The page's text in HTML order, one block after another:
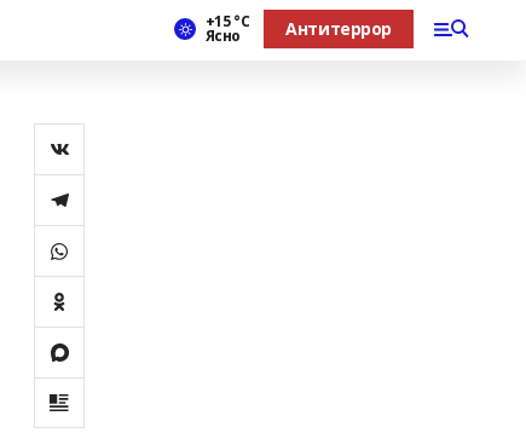
+15 °С
Ясно Антитеррор